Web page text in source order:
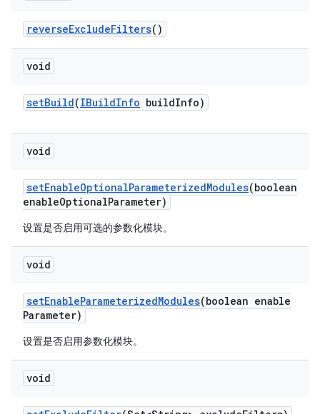
reverseExcludeFilters()
void
setBuild(IBuildInfo buildInfo)
void
setEnableOptionalParameterizedModules(boolean
enableOptionalParameter)
设置是否启用可选的参数化模块。
void
setEnableParameterizedModules(boolean enable
Parameter)
设置是否启用参数化模块。
void